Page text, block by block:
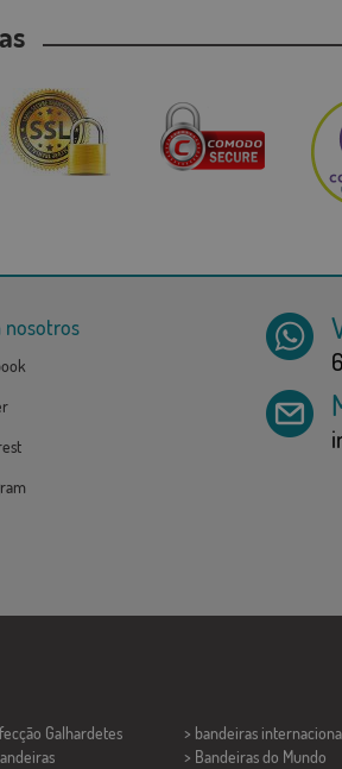
nosotros
Galhardetes
> bandeiras
> Bandeiras do Mundo